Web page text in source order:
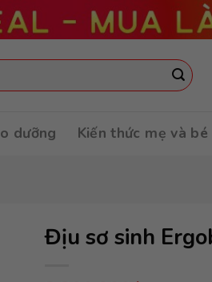
dưỡng Kiến thức mẹ và bé
Địu sơ sinh